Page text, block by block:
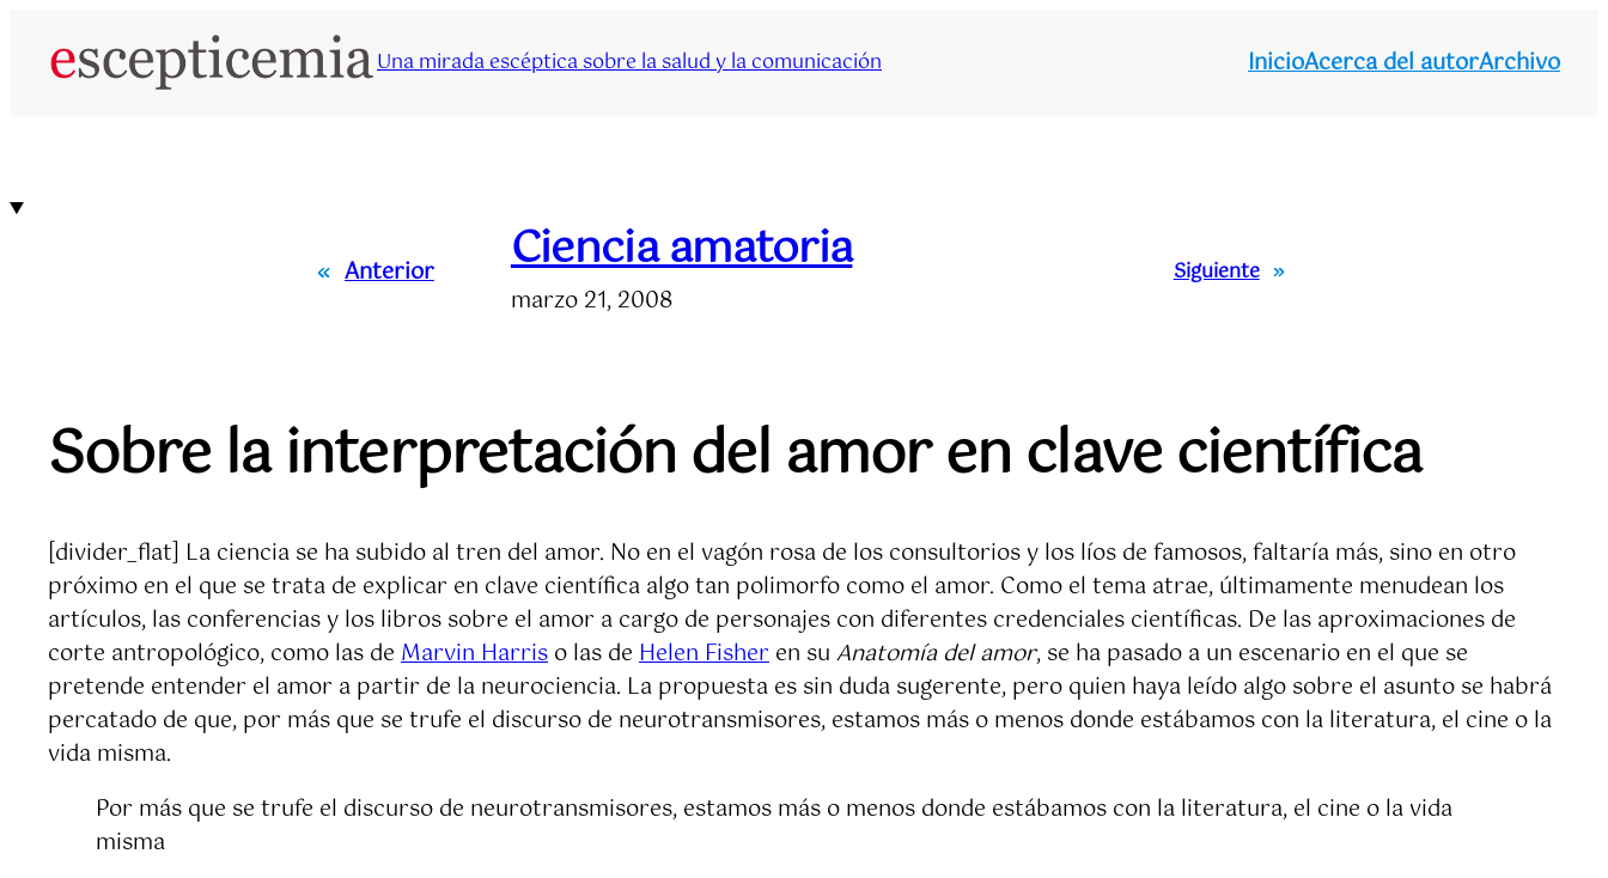
Una mirada escéptica sobre la salud y la comunicación InicioAcerca del autorArchivo
« Anterior Ciencia amatoria
marzo 21, 2008
Siguiente »
Sobre la interpretación del amor en clave científica
[divider_flat] La ciencia se ha subido al tren del amor. No en el vagón rosa de los consultorios y los líos de famosos, faltaría más, sino en otro
próximo en el que se trata de explicar en clave científica algo tan polimorfo como el amor. Como el tema atrae, últimamente menudean los
artículos, las conferencias y los libros sobre el amor a cargo de personajes con diferentes credenciales científicas. De las aproximaciones de
corte antropológico, como las de Marvin Harris o las de Helen Fisher en su Anatomía del amor, se ha pasado a un escenario en el que se
pretende entender el amor a partir de la neurociencia. La propuesta es sin duda sugerente, pero quien haya leído algo sobre el asunto se habrá
percatado de que, por más que se trufe el discurso de neurotransmisores, estamos más o menos donde estábamos con la literatura, el cine o la
vida misma.
Por más que se trufe el discurso de neurotransmisores, estamos más o menos donde estábamos con la literatura, el cine o la vida
misma